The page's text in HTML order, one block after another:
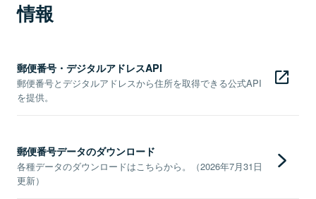
情報
郵便番号・デジタルアドレスAPI
郵便番号とデジタルアドレスから住所を取得できる公式API
を提供。
郵便番号データのダウンロード
各種データのダウンロードはこちらから。（2026年7月31日
更新）